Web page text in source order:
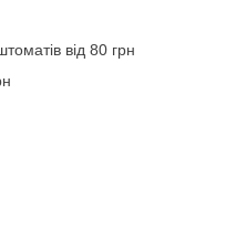
від 80 грн